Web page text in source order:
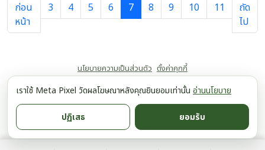
ก่อน
หน้า
3 4 5 6 7 8 9 10 11
ถัด
ไป
นโยบายความเป็นส่วนตัว ตั้งค่าคุกกี้
เราใช้ Meta Pixel วัดผลโฆษณาหลังคุณยินยอมเท่านั้น อ่านนโยบาย
ปฏิเสธ ยอมรับ